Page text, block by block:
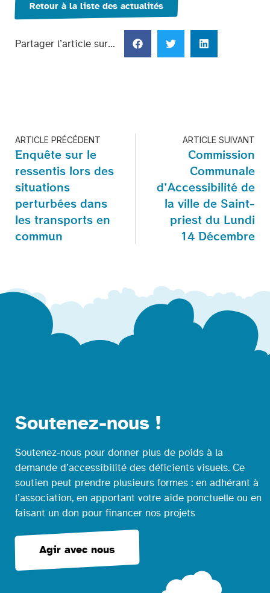
Retour à la liste des actualités
Partager l’article sur…
ARTICLE PRÉCÉDENT
Enquête sur le
ressentis lors des
situations
perturbées dans
les transports en
commun
ARTICLE SUIVANT
Commission
Communale
d’Accessibilité de
la ville de Saint-
priest du Lundi
14 Décembre
Soutenez-nous !
Soutenez-nous pour donner plus de poids à la
demande d’accessibilité des déficients visuels. Ce
soutien peut prendre plusieurs formes : en adhérant à
l’association, en apportant votre aide ponctuelle ou en
faisant un don pour financer nos projets
Agir avec nous